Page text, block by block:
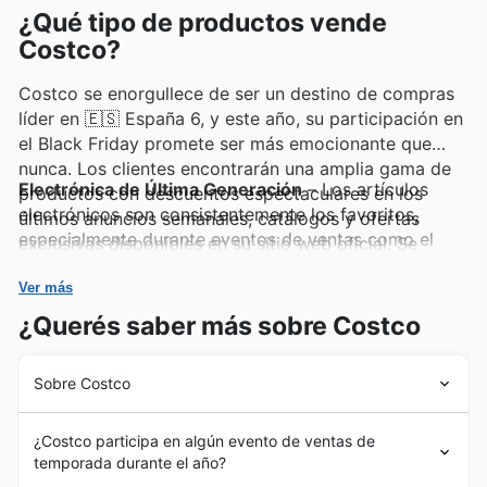
donde se anuncian ofertas exclusivas.
¿Qué tipo de productos vende
Costco?
Costco se enorgullece de ser un destino de compras
líder en 🇪🇸 España 6, y este año, su participación en
el Black Friday promete ser más emocionante que
nunca. Los clientes encontrarán una amplia gama de
productos con descuentos espectaculares en los
últimos anuncios semanales, catálogos y ofertas
exclusivas disponibles en su sitio web oficial. Se
estar al día de las nuevas promociones y las mejores
ofertas.
Electrónica de Última Generación– Los artículos
electrónicos son consistentemente los favoritos,
especialmente durante eventos de ventas como el
televisores y portátiles con descuentos irresistibles,
que a menudo se destacan en los anuncios semanales
de Costco y en las ofertas de Black Friday,
Electrodomésticos Imprescindibles– Los
electrodomésticos de alta calidad y eficiencia
energética, como refrigeradores, lavadoras y
Ver más
¿Querés saber más sobre Costco
Sobre Costco
para convertirse en un referente de valor y calidad para
sus socios. Fundada en 1976, la compañía se distinguió
¿Costco participa en algún evento de ventas de
temporada durante el año?